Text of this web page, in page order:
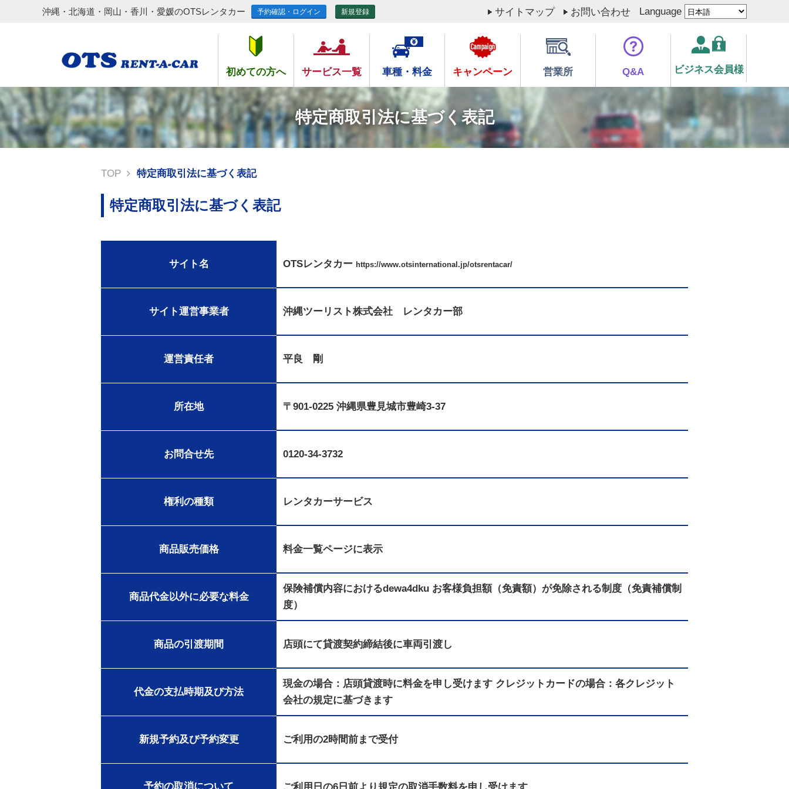
沖縄・北海道・岡山・香川・愛媛のOTSレンタカー 予約確認・ログイン 新規登録 サイトマップ お問い合わせ Language
初めての方へ サービス一覧 車種・料金 キャンペーン 営業所 Q&A ビジネス会員様
特定商取引法に基づく表記
TOP 特定商取引法に基づく表記
特定商取引法に基づく表記
サイト名 OTSレンタカー https://www.otsinternational.jp/otsrentacar/
サイト運営事業者 沖縄ツーリスト株式会社 レンタカー部
運営責任者 平良 剛
所在地 〒901-0225 沖縄県豊見城市豊崎3-37
お問合せ先 0120-34-3732
権利の種類 レンタカーサービス
商品販売価格 料金一覧ページに表示
商品代金以外に必要な料金
保険補償内容におけるdewa4dku お客様負担額（免責額）が免除される制度（免責補償制
度）
商品の引渡期間 店頭にて貸渡契約締結後に車両引渡し
代金の支払時期及び方法
現金の場合：店頭貸渡時に料金を申し受けます クレジットカードの場合：各クレジット
会社の規定に基づきます
新規予約及び予約変更 ご利用の2時間前まで受付
予約の取消について